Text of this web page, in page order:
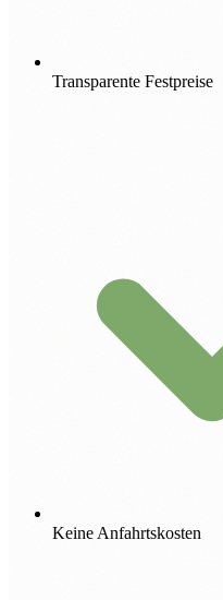
Transparente Festpreise
Keine Anfahrtskosten